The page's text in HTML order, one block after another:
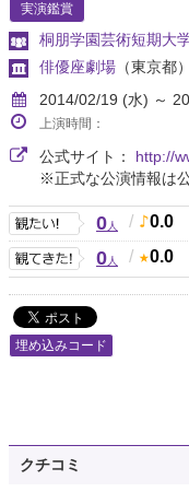
実演鑑賞
桐朋学園芸術短期大
俳優座劇場 （東京都）
2014/02/19 (水) ～
上演時間：
公式サイト： http://
※正式な公演情報は
0人 / 0.0
0人 / 0.0
埋め込みコード
クチコミ